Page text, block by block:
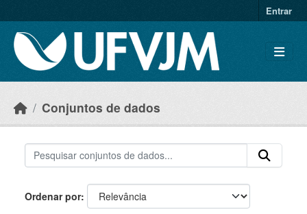
Entrar
Conjuntos de dados
Ordenar por